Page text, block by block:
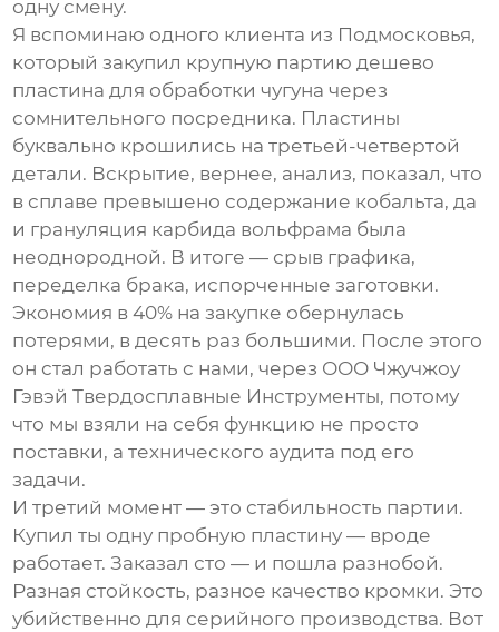
одну смену.
Я вспоминаю одного клиента из Подмосковья,
который закупил крупную партиюдешево
пластина для обработки чугуна через
сомнительного посредника. Пластины
буквально крошились на третьей-четвертой
детали. Вскрытие, вернее, анализ, показал, что
в сплаве превышено содержание кобальта, да
и грануляция карбида вольфрама была
неоднородной. В итоге — срыв графика,
переделка брака, испорченные заготовки.
Экономия в 40% на закупке обернулась
потерями, в десять раз большими. После этого
он стал работать с нами, через ООО Чжучжоу
Гэвэй Твердосплавные Инструменты, потому
что мы взяли на себя функцию не просто
поставки, а технического аудита под его
задачи.
И третий момент — это стабильность партии.
Купил ты одну пробную пластину — вроде
работает. Заказал сто — и пошла разнобой.
Разная стойкость, разное качество кромки. Это
убийственно для серийного производства. Вот